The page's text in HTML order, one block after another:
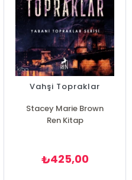
Vahşi Topraklar
Stacey Marie Brown
Ren Kitap
₺425,00